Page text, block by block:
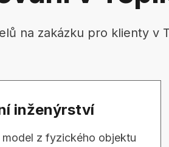
na zakázku pro klienty v
inženýrství
z fyzického objektu